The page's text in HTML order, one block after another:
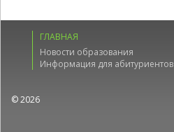
ГЛАВНАЯ
Новости образования
Информация для абитуриентов
© 2026